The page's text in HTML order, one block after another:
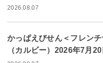
2026.08.07
かっぱえびせん＜フレンチ
（カルビー）2026年7月